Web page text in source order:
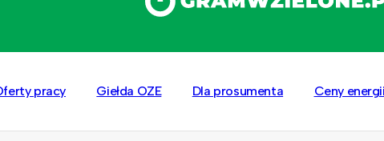
pracy Giełda OZE Dla prosumenta Ceny